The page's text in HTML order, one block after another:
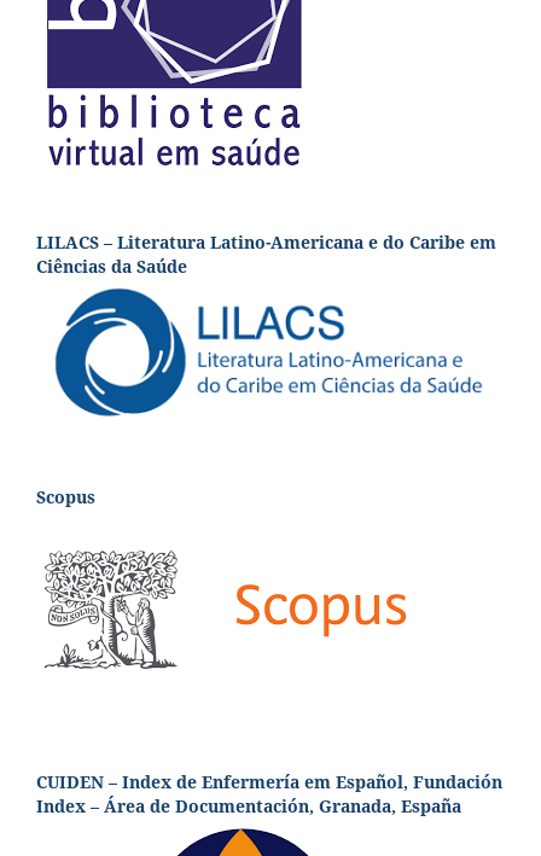
LILACS – Literatura Latino-Americana e do Caribe em
Ciências da Saúde
Scopus
CUIDEN – Index de Enfermería em Español, Fundación
Index – Área de Documentación, Granada, España